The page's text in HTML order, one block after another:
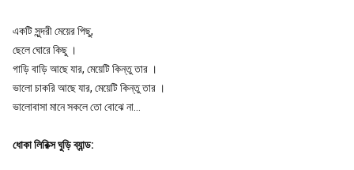
একটি সুন্দরী‌ মেয়ের পিছু,
ছেলে ঘোরে কিছু ।
গাড়ি বাড়ি আছে যার, মেয়েটি কিন্তু তার ।
ভালো চাকরি আছে যার, মেয়েটি কিন্তু তার ।
ভালোবাসা মানে সকলে তো বোঝে না...
ধোকা লিরিক্স ঘুড়ি ব্যান্ড: